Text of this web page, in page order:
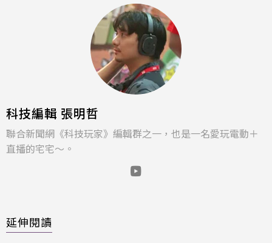
科技編輯 張明哲
聯合新聞網《科技玩家》編輯群之一，也是一名愛玩電動＋
直播的宅宅～。
延伸閱讀